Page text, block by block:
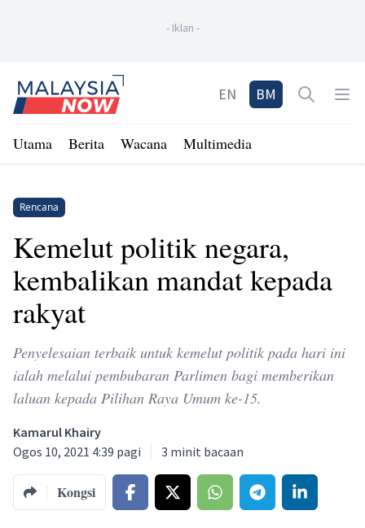
- Iklan -
Home
EN BM Open
Utama Berita Wacana Multimedia
Rencana
Kemelut politik negara,
kembalikan mandat kepada
rakyat
Penyelesaian terbaik untuk kemelut politik pada hari ini
ialah melalui pembubaran Parlimen bagi memberikan
laluan kepada Pilihan Raya Umum ke-15.
Kamarul Khairy
Ogos 10, 2021 4:39 pagi
3 minit bacaan
Kongsi